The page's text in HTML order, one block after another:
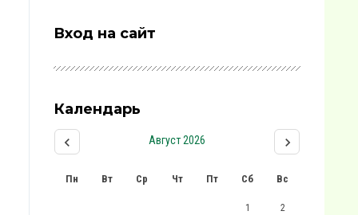
Вход на сайт
Календарь
Август 2026
Пн Вт Ср Чт Пт Сб Вс
1 2